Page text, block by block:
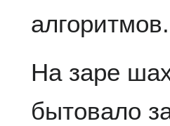
алгоритмов.
На заре
бытовало